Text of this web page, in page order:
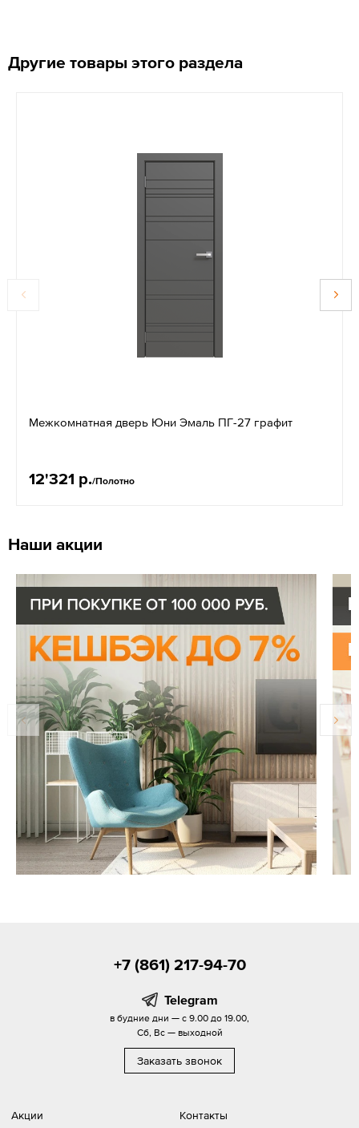
Другие товары этого раздела
Межкомнатная дверь Юни Эмаль ПГ-27 графит
12'321 р./Полотно
Наши акции
Акции
Контакты
+7 (861) 217-94-70
Telegram
в будние дни — с 9.00 до 19.00,
Сб, Вс — выходной
Заказать звонок